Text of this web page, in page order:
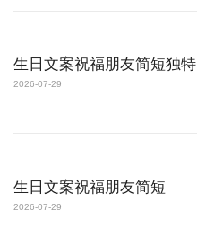
生日文案祝福朋友简短独特
2026-07-29
生日文案祝福朋友简短
2026-07-29